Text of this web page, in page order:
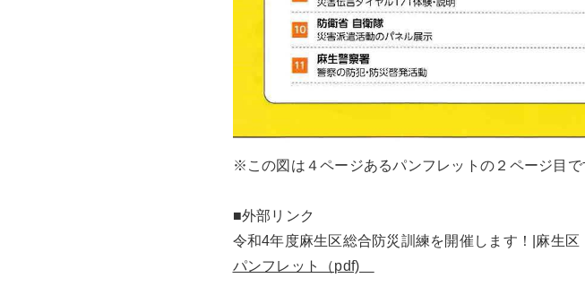
※この図は４ページあるパンフレットの２ページ目で
■外部リンク
令和4年度麻生区総合防災訓練を開催します！|麻生
パンフレット（pdf)